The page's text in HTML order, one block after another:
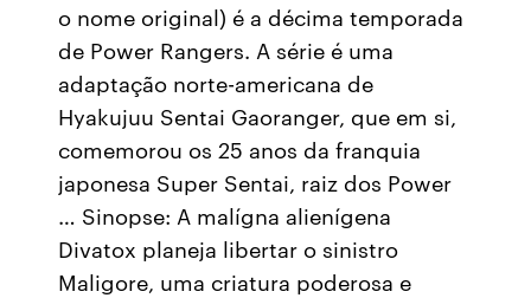
o nome original) é a décima temporada
de Power Rangers. A série é uma
adaptação norte-americana de
Hyakujuu Sentai Gaoranger, que em si,
comemorou os 25 anos da franquia
japonesa Super Sentai, raiz dos Power
… Sinopse: A malígna alienígena
Divatox planeja libertar o sinistro
Maligore, uma criatura poderosa e